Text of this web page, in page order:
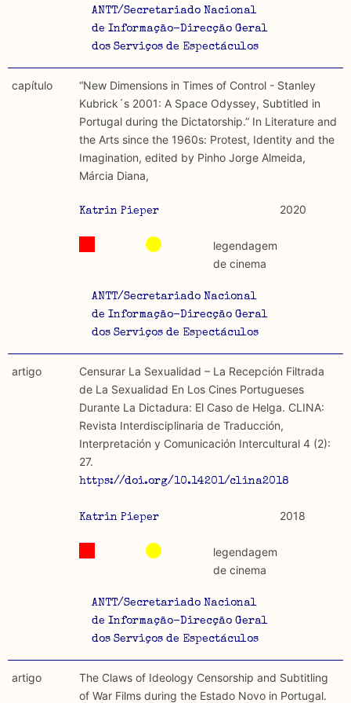
ANTT/Secretariado Nacional
de Informação-Direcção Geral
dos Serviços de Espectáculos
capítulo
“New Dimensions in Times of Control - Stanley
Kubrick´s 2001: A Space Odyssey, Subtitled in
Portugal during the Dictatorship.” In Literature and
the Arts since the 1960s: Protest, Identity and the
Imagination, edited by Pinho Jorge Almeida,
Márcia Diana,
Katrin Pieper 2020
ANTT/Secretariado Nacional
de Informação-Direcção Geral
dos Serviços de Espectáculos
legendagem
de cinema
artigo
Censurar La Sexualidad – La Recepción Filtrada
de La Sexualidad En Los Cines Portugueses
Durante La Dictadura: El Caso de Helga. CLINA:
Revista Interdisciplinaria de Traducción,
Interpretación y Comunicación Intercultural 4 (2):
27.
https://doi.org/10.14201/clina2018422746.
Katrin Pieper 2018
ANTT/Secretariado Nacional
de Informação-Direcção Geral
dos Serviços de Espectáculos
legendagem
de cinema
artigo
The Claws of Ideology Censorship and Subtitling
of War Films during the Estado Novo in Portugal.